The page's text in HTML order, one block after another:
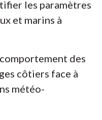
les paramètres
et marins à
des
côtiers face à
météo-